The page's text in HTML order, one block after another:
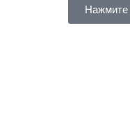
Нажмите